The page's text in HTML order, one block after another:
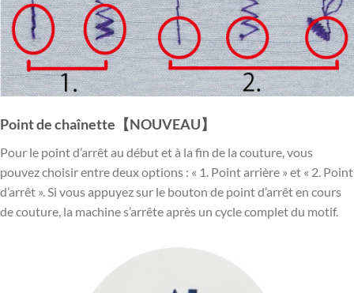
Point de chaînette【NOUVEAU】
Pour le point d’arrêt au début et à la fin de la couture, vous
pouvez choisir entre deux options : « 1. Point arrière » et « 2. Point
d’arrêt ». Si vous appuyez sur le bouton de point d’arrêt en cours
de couture, la machine s’arrête après un cycle complet du motif.